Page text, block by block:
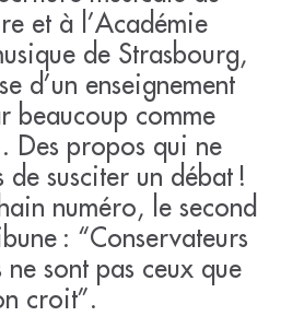
et à l’Académie
de Strasbourg,
d’un enseignement
beaucoup comme
Des propos qui ne
de susciter un débat !
numéro, le second
: “Conservateurs
ne sont pas ceux que
croit”.